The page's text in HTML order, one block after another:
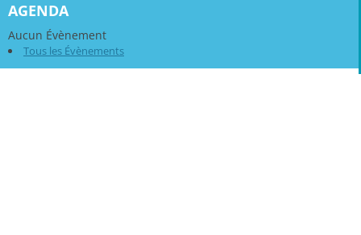
AGENDA
Aucun Évènement
Tous les Évènements